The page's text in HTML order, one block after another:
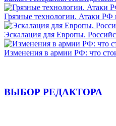
Грязные технологии. Атаки
Эскалация для Европы.
Изменения в армии РФ: что
ВЫБОР РЕДАКТОРА